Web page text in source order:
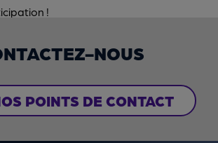
!
NOUS
POINTS DE CONTACT